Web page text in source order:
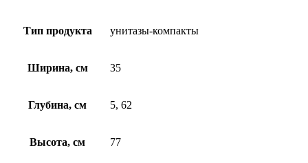
Тип продукта унитазы-компакты
Ширина, см 35
Глубина, см 5, 62
Высота, см 77